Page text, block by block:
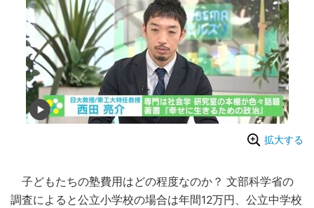
拡大する
子どもたちの塾費用はどの程度なのか？ 文部科学省の
調査によると公立小学校の場合は年間12万円、公立中学校